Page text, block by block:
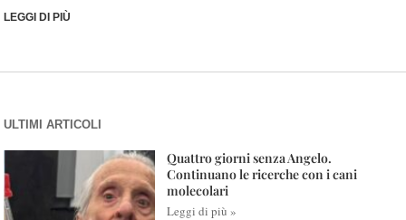
LEGGI DI PIÙ
ULTIMI ARTICOLI
Quattro giorni senza Angelo.
Continuano le ricerche con i cani
molecolari
Leggi di più »